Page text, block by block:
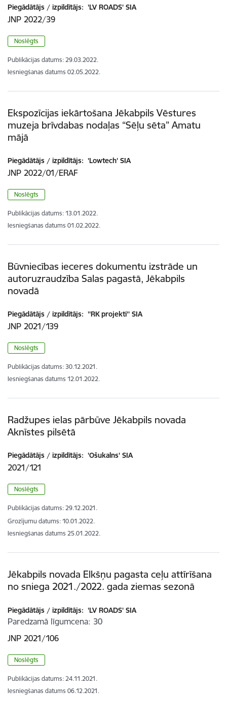
Piegādātājs / izpildītājs: 'LV ROADS' SIA
JNP 2022/39
Noslēgts
Publikācijas datums: 29.03.2022.
Iesniegšanas datums 02.05.2022.
Ekspozīcijas iekārtošana Jēkabpils Vēstures
muzeja brīvdabas nodaļas “Sēļu sēta” Amatu
mājā
Piegādātājs / izpildītājs: 'Lowtech' SIA
JNP 2022/01/ERAF
Noslēgts
Publikācijas datums: 13.01.2022.
Iesniegšanas datums 01.02.2022.
Būvniecības ieceres dokumentu izstrāde un
autoruzraudzība Salas pagastā, Jēkabpils
novadā
Piegādātājs / izpildītājs: ''RK projekti'' SIA
JNP 2021/139
Noslēgts
Publikācijas datums: 30.12.2021.
Iesniegšanas datums 12.01.2022.
Radžupes ielas pārbūve Jēkabpils novada
Aknīstes pilsētā
Piegādātājs / izpildītājs: 'Ošukalns' SIA
2021/121
Noslēgts
Publikācijas datums: 29.12.2021.
Grozījumu datums: 10.01.2022.
Iesniegšanas datums 25.01.2022.
Jēkabpils novada Elkšņu pagasta ceļu attīrīšana
no sniega 2021./2022. gada ziemas sezonā
Piegādātājs / izpildītājs: 'LV ROADS' SIA
Paredzamā līgumcena 30
JNP 2021/106
Noslēgts
Publikācijas datums: 24.11.2021.
Iesniegšanas datums 06.12.2021.